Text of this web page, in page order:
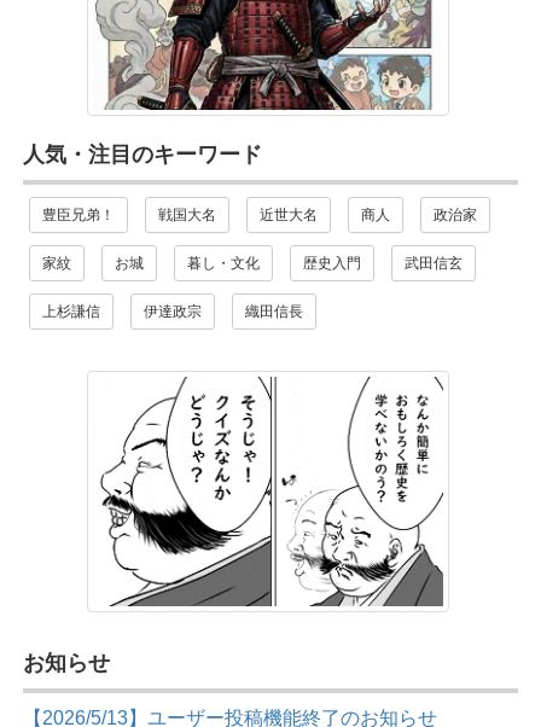
人気・注目のキーワード
豊臣兄弟！ 戦国大名 近世大名 商人 政治家
家紋 お城 暮し・文化 歴史入門 武田信玄
上杉謙信 伊達政宗 織田信長
お知らせ
【2026/5/13】ユーザー投稿機能終了のお知らせ